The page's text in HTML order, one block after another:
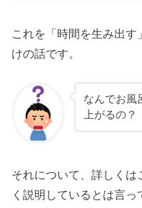
これを「時間を生み出
けの話です。
なんでお風
上がるの？
それについて、詳しくは
く説明しているとは言っ